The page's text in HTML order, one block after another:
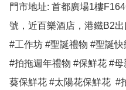
門市地址: 首都廣場1樓
號，近百樂酒店，港鐵B2出
#工作坊 #聖誕禮物 #聖誕
#拍拖週年禮物 #保鮮花 #
葵保鮮花 #太陽花保鮮花  #